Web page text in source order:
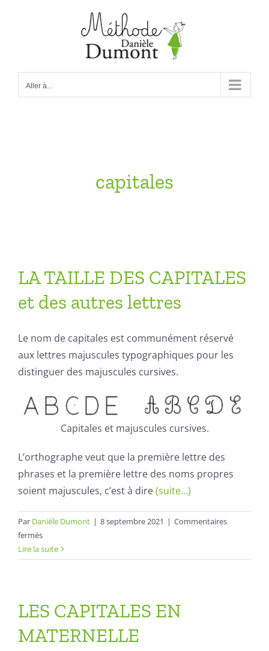
Aller à...
capitales
LA TAILLE DES CAPITALES
et des autres lettres
Le nom de capitales est communément réservé
aux lettres majuscules typographiques pour les
distinguer des majuscules cursives.
Capitales et majuscules cursives.
L’orthographe veut que la première lettre des
phrases et la première lettre des noms propres
soient majuscules, c’est à dire(suite…)
Par Danièle Dumont | 8 septembre 2021 | Commentaires
ferméssur
LA
TAILLE
et
des
autres
lettres
Lire la suite
LES CAPITALES EN
MATERNELLE